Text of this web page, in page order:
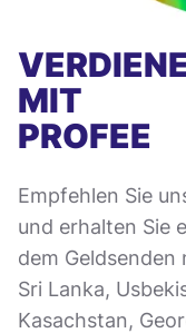
MIT
PROFEE
Empfehlen Sie
und erhalten Sie
dem Geldsenden
Sri Lanka,
Kasachstan,